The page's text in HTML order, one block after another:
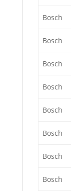
Bosch
Bosch
Bosch
Bosch
Bosch
Bosch
Bosch
Bosch